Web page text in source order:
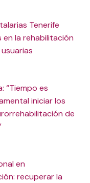
Tenerife
en la rehabilitación
“Tiempo es
iniciar los
de
en
recuperar la